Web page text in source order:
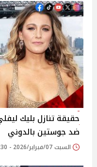
حقيقة تنازل بليك
ضد جوستين بالدوني
السبت 07/فبراير/2026 - 03:30 م